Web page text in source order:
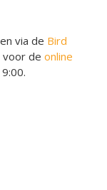
via de Bird
voor de online